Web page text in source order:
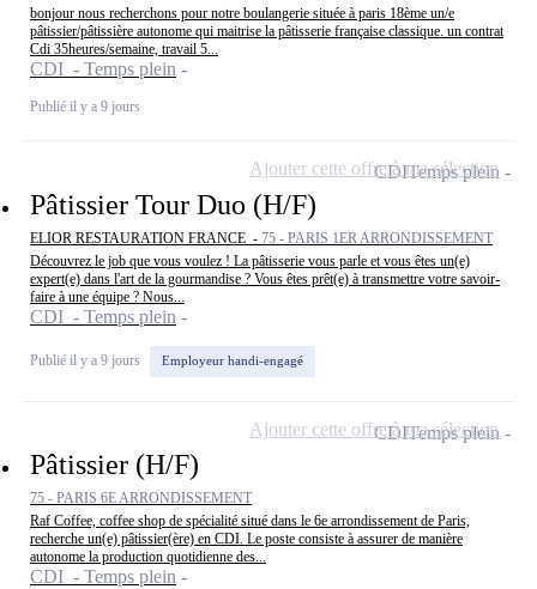
bonjour nous recherchons pour notre boulangerie située à paris 18ème un/e
pâtissier/pâtissière autonome qui maitrise la pâtisserie française classique. un contrat
Cdi 35heures/semaine, travail 5...
CDI - Temps plein
Publié il y a 9 jours
Pâtissier Tour Duo (H/F)
ELIOR RESTAURATION FRANCE - 75 - PARIS 1ER ARRONDISSEMENT
Découvrez le job que vous voulez ! La pâtisserie vous parle et vous êtes un(e)
expert(e) dans l'art de la gourmandise ? Vous êtes prêt(e) à transmettre votre savoir-
faire à une équipe ? Nous...
CDI - Temps plein
Publié il y a 9 jours Employeur handi-engagé
CDITemps plein
Ajouter cette offre à ma sélection
Pâtissier (H/F)
75 - PARIS 6E ARRONDISSEMENT
Raf Coffee, coffee shop de spécialité situé dans le 6e arrondissement de Paris,
recherche un(e) pâtissier(ère) en CDI. Le poste consiste à assurer de manière
autonome la production quotidienne des...
CDI - Temps plein
CDITemps plein
Ajouter cette offre à ma sélection